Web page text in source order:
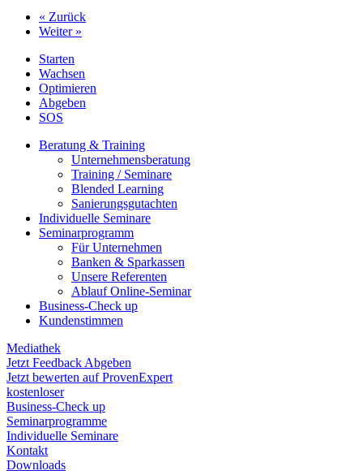
« Zurück
Weiter »
Starten
Wachsen
Optimieren
Abgeben
SOS
Beratung & Training
Unternehmens­beratung
Training / Seminare
Blended Learning
Sanierungs­gutachten
Individuelle Seminare
Seminarprogramm
Für Unternehmen
Banken & Sparkassen
Unsere Referenten
Ablauf Online-Seminar
Business-Check up
Kundenstimmen
Mediathek
Jetzt Feedback Abgeben
Jetzt bewerten auf ProvenExpert
kostenloser
Business-Check up
Seminarprogramme
Individuelle Seminare
Kontakt
Downloads